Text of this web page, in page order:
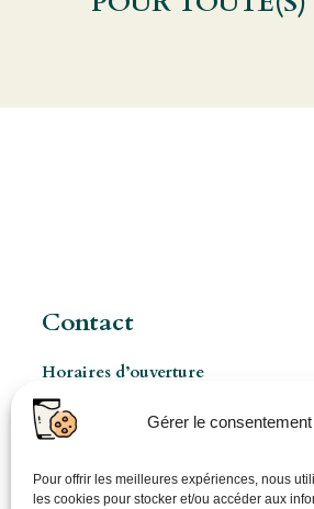
Gérer le
Pour offrir les meilleures expériences, nous
les cookies pour stocker et/ou accéder aux
Contact
Horaires d’ouverture
Les Mercredis de 8h à 17h
Ouverture pro à 8h 5jours/7 (sur
06 86 48 74 44
pepiniere@plantagonancy.fr